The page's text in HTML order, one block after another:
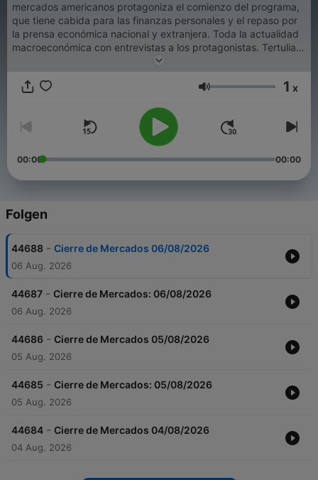
mercados americanos protagoniza el comienzo del programa,
que tiene cabida para las finanzas personales y el repaso por
la prensa económica nacional y extranjera. Toda la actualidad
macroeconómica con entrevistas a los protagonistas. Tertulias
de análisis de la actualidad económica de la jornada con
actualidad económica de la jornada. Análisis con nuestros
gestoras. Los consultorios de bolsa, renta variable y fondos de
inversión son los protagonistas del último tramo.
Lautstärke 1 x
00:00 00:00
Folgen
44688 - Cierre de Mercados 06/08/2026
06 Aug. 2026
44687 - Cierre de Mercados: 06/08/2026
06 Aug. 2026
44686 - Cierre de Mercados 05/08/2026
05 Aug. 2026
44685 - Cierre de Mercados: 05/08/2026
05 Aug. 2026
44684 - Cierre de Mercados 04/08/2026
04 Aug. 2026